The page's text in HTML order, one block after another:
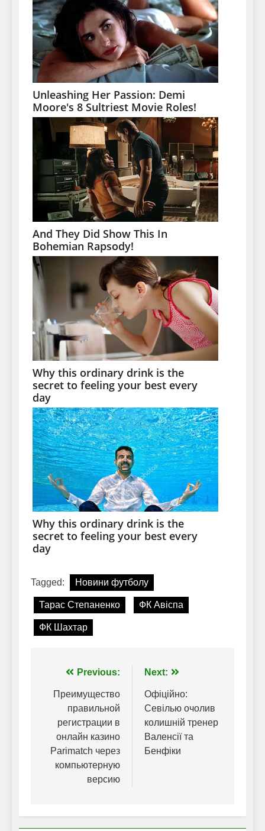
Tagged: Новини футболу
Тарас Степаненко ФК Авіспа
ФК Шахтар
Навігація
записів
Previous:
Преимущество
правильной
регистрации в
онлайн казино
Parimatch через
компьютерную
версию
Next:
Офіційно:
Севілью очолив
колишній тренер
Валенсії та
Бенфіки